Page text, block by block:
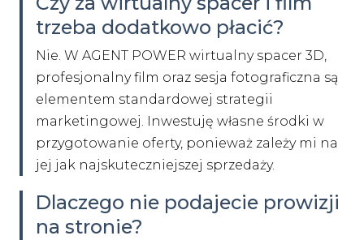
trzeba dodatkowo płacić?
Nie. W AGENT POWER wirtualny spacer 3D,
profesjonalny film oraz sesja fotograficzna są
elementem standardowej strategii
marketingowej. Inwestuję własne środki w
przygotowanie oferty, ponieważ zależy mi na
jej jak najskuteczniejszej sprzedaży.
Dlaczego nie podajecie prowizji
na stronie?